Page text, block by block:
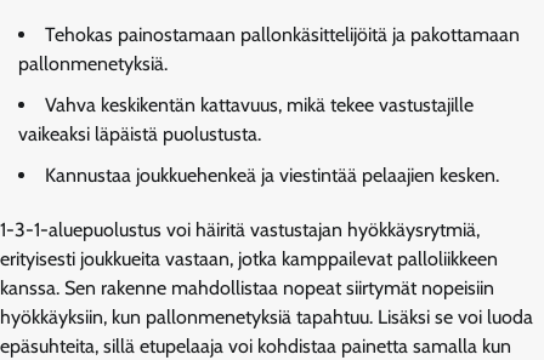
Tehokas painostamaan pallonkäsittelijöitä ja pakottamaan
pallonmenetyksiä.
Vahva keskikentän kattavuus, mikä tekee vastustajille
vaikeaksi läpäistä puolustusta.
Kannustaa joukkuehenkeä ja viestintää pelaajien kesken.
1-3-1-aluepuolustus voi häiritä vastustajan hyökkäysrytmiä,
erityisesti joukkueita vastaan, jotka kamppailevat palloliikkeen
kanssa. Sen rakenne mahdollistaa nopeat siirtymät nopeisiin
hyökkäyksiin, kun pallonmenetyksiä tapahtuu. Lisäksi se voi luoda
epäsuhteita, sillä etupelaaja voi kohdistaa painetta samalla kun